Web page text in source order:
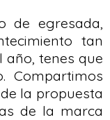
de egresada,
tan
año, tenes que
Compartimos
la propuesta
de la marca